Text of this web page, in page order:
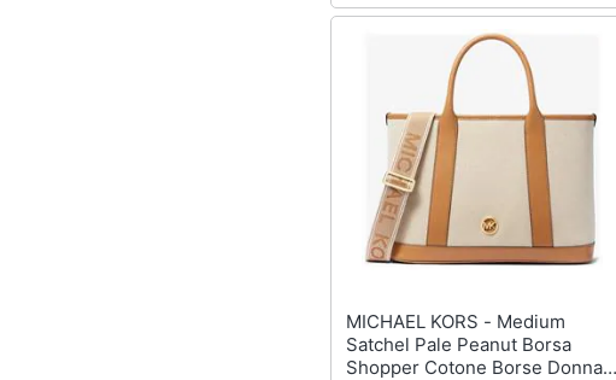
MICHAEL KORS - Medium
Satchel Pale Peanut Borsa
Shopper Cotone Borse Donna